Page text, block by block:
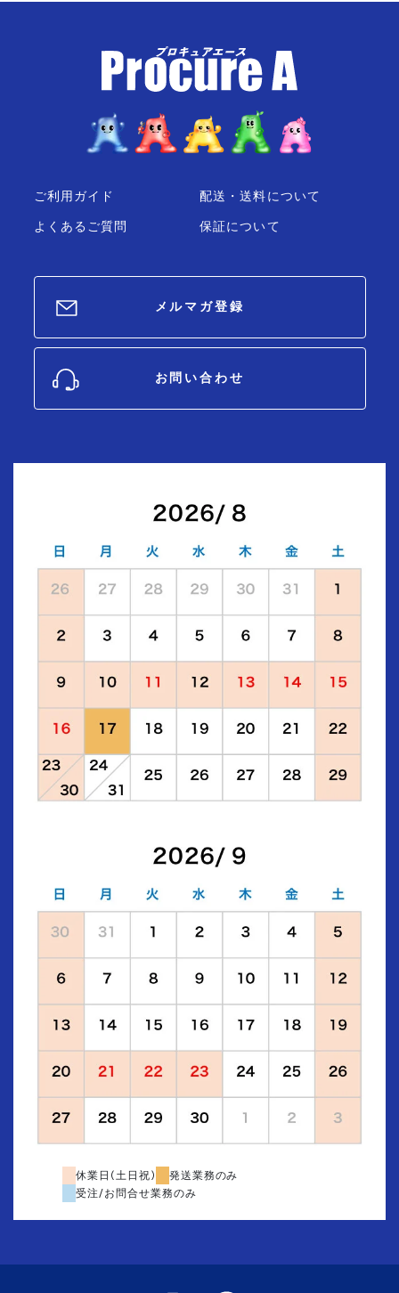
ご利用ガイド
よくあるご質問
配送・送料について
保証について
メルマガ登録
お問い合わせ
休業日(土日祝)
発送業務のみ
受注/お問合せ業務のみ